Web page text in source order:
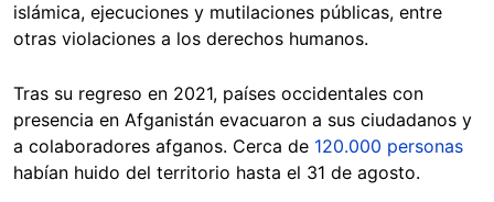
islámica, ejecuciones y mutilaciones públicas, entre
otras violaciones a los derechos humanos.
Tras su regreso en 2021, países occidentales con
presencia en Afganistán evacuaron a sus ciudadanos y
a colaboradores afganos. Cerca de 120.000 personas
habían huido del territorio hasta el 31 de agosto.